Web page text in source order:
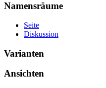
Namensräume
Seite
Diskussion
Varianten
Ansichten